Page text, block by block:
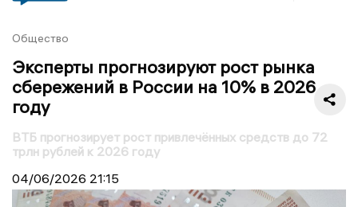
Общество
Эксперты прогнозируют рост рынка
сбережений в России на 10% в 2026
году
ВТБ прогнозирует рост привлечённых средств до 72
трлн рублей к 2026 году
04/06/2026 21:15